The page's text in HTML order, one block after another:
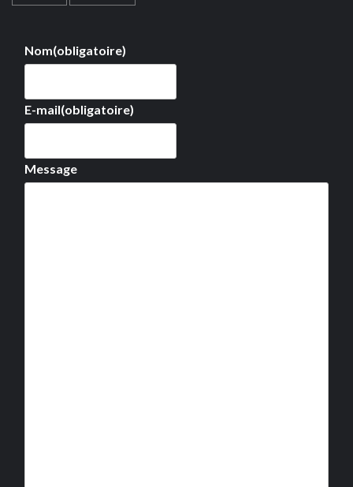
Nom(obligatoire)
E-mail(obligatoire)
Message